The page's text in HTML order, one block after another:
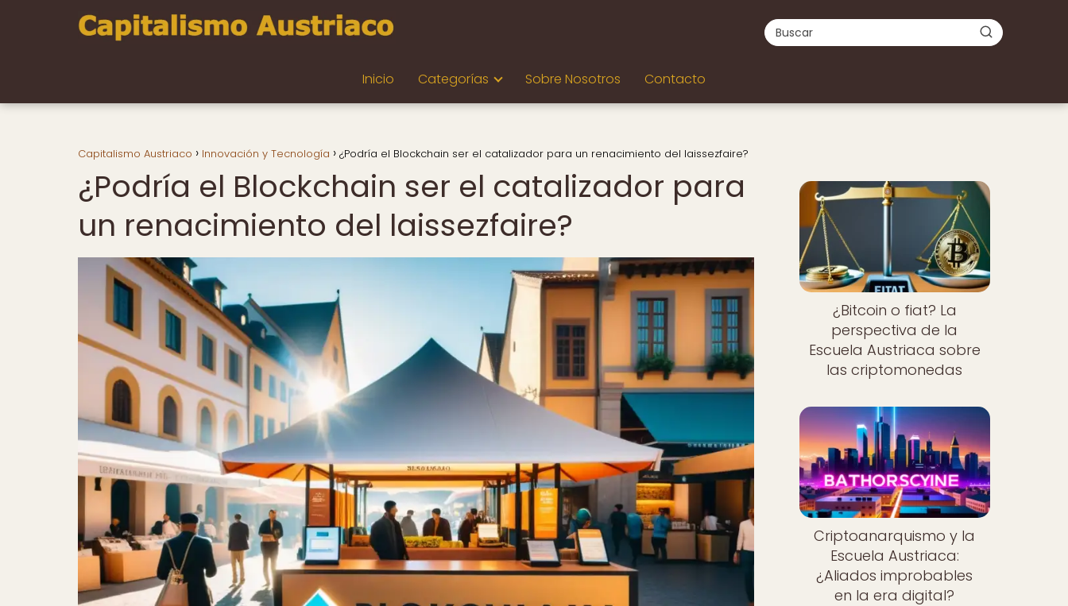
Inicio Categorías Sobre Nosotros Contacto
Capitalismo Austriaco Innovación y Tecnología ¿Podría el Blockchain ser el catalizador para un renacimiento del laissezfaire?
¿Podría el Blockchain ser el catalizador para
un renacimiento del laissezfaire?
¿Bitcoin o fiat? La
perspectiva de la
Escuela Austriaca sobre
las criptomonedas
Criptoanarquismo y la
Escuela Austriaca:
¿Aliados improbables
en la era digital?